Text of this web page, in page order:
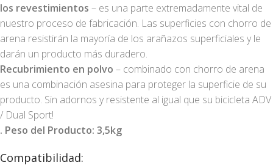
los revestimientos – es una parte extremadamente vital de
nuestro proceso de fabricación. Las superficies con chorro de
arena resistirán la mayoría de los arañazos superficiales y le
darán un producto más duradero.
Recubrimiento en polvo – combinado con chorro de arena
es una combinación asesina para proteger la superficie de su
producto. Sin adornos y resistente al igual que su bicicleta ADV
/ Dual Sport!
. Peso del Producto: 3,5kg
Compatibilidad: